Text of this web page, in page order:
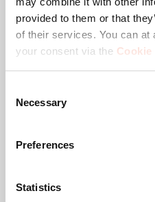
provided to them or that
of their services. You can at
your consent via the Cookie
Selection
Necessary
Preferences
Statistics
Lochmuster (VESA)